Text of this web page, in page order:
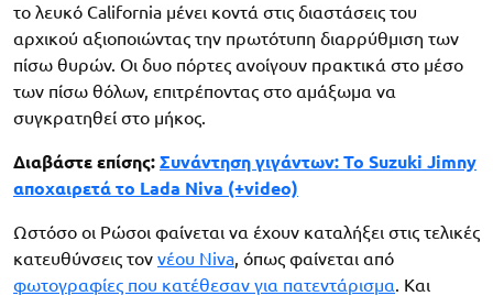
το λευκό California μένει κοντά στις διαστάσεις του
αρχικού αξιοποιώντας την πρωτότυπη διαρρύθμιση των
πίσω θυρών. Οι δυο πόρτες ανοίγουν πρακτικά στο μέσο
των πίσω θόλων, επιτρέποντας στο αμάξωμα να
συγκρατηθεί στο μήκος.
Διαβάστε επίσης: Συνάντηση γιγάντων: Το Suzuki Jimny
αποχαιρετά το Lada Niva (+video)
Ωστόσο οι Ρώσοι φαίνεται να έχουν καταλήξει στις τελικές
κατευθύνσεις τον νέου Niva, όπως φαίνεται από
φωτογραφίες που κατέθεσαν για πατεντάρισμα. Και